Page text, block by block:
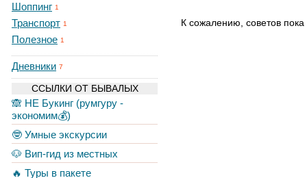
Шоппинг 1
Транспорт 1
Полезное 1
Дневники 7
ССЫЛКИ ОТ БЫВАЛЫХ
🙈 НЕ Букинг (румгуру -
экономим💰)
🤓 Умные экскурсии
🐶 Вип-гид из местных
🔥 Туры в пакете
К сожалению, советов пока